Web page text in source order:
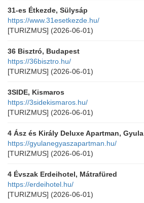
31-es Étkezde, Sülysáp
https://www.31esetkezde.hu/
[TURIZMUS] (2026-06-01)
36 Bisztró, Budapest
https://36bisztro.hu/
[TURIZMUS] (2026-06-01)
3SIDE, Kismaros
https://3sidekismaros.hu/
[TURIZMUS] (2026-06-01)
4 Ász és Király Deluxe Apartman, Gyula
https://gyulanegyaszapartman.hu/
[TURIZMUS] (2026-06-01)
4 Évszak Erdeihotel, Mátrafüred
https://erdeihotel.hu/
[TURIZMUS] (2026-06-01)